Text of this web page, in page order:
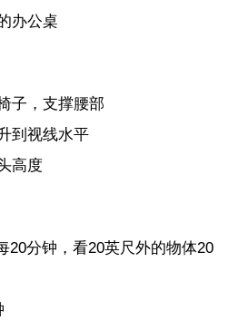
办公桌
子，支撑腰部
到视线水平
高度
20分钟，看20英尺外的物体20